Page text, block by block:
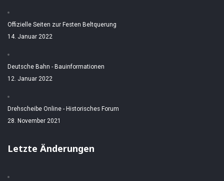
Offizielle Seiten zur Festen Beltquerung
14. Januar 2022
Deutsche Bahn - Bauinformationen
12. Januar 2022
Drehscheibe Online - Historisches Forum
28. November 2021
Letzte Änderungen